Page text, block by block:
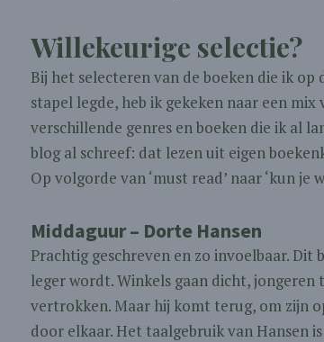
Willekeurige selectie?
Bij het selecteren van de boeken die ik op
stapel legde, heb ik gekeken naar een
verschillende genres en boeken die ik al
blog al schreef: dat lezen uit eigen
Op volgorde van ‘must read’ naar ‘kun je
Middaguur – Dorte Hansen
Prachtig geschreven en zo invoelbaar.
leger wordt. Winkels gaan dicht, jongeren
vertrokken. Maar hij komt terug, om zijn
door elkaar. Het taalgebruik van Hansen